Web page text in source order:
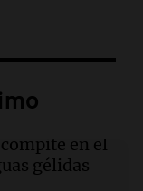
Rosario: "Las
de
los parques
en el
gélidas